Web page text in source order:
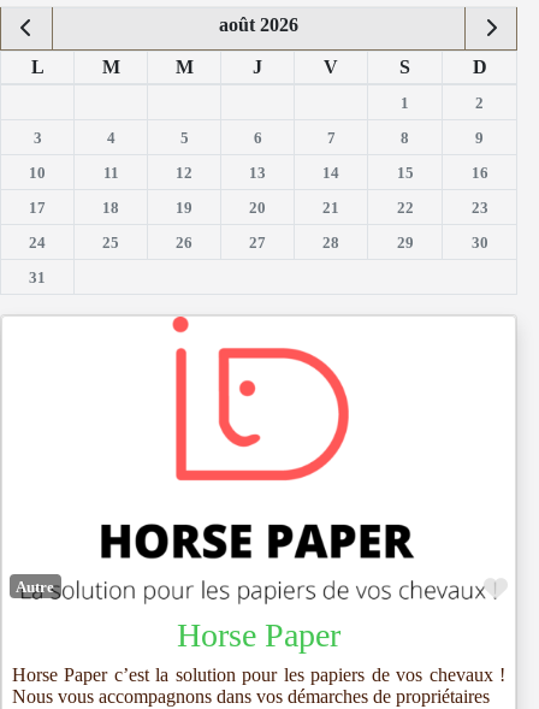
août 2026
L M M J V S D
1
2
3
4 5 6 7 8
9
10
11 12 13 14 15
16
17
18 19 20 21 22
23
24
25 26 27 28 29
30
31
Autre
Horse Paper
Horse Paper c’est la solution pour les papiers de vos chevaux !
Nous vous accompagnons dans vos démarches de propriétaires